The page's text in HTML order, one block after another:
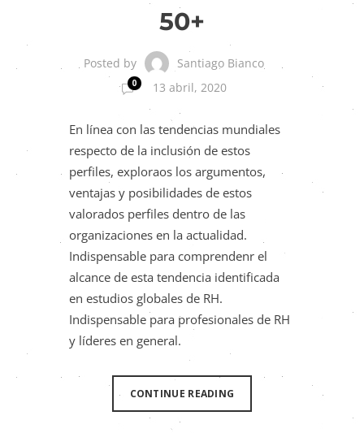
50+
Posted by Santiago Bianco
0 13 abril, 2020
En línea con las tendencias mundiales
respecto de la inclusión de estos
perfiles, exploraos los argumentos,
ventajas y posibilidades de estos
valorados perfiles dentro de las
organizaciones en la actualidad.
Indispensable para comprendenr el
alcance de esta tendencia identificada
en estudios globales de RH.
Indispensable para profesionales de RH
y líderes en general.
CONTINUE READING